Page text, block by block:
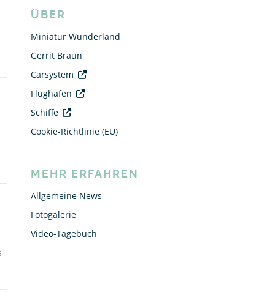
ÜBER
Miniatur Wunderland
Gerrit Braun
Carsystem
Flughafen
Schiffe
Cookie-Richtlinie (EU)
MEHR ERFAHREN
Allgemeine News
Fotogalerie
Video-Tagebuch